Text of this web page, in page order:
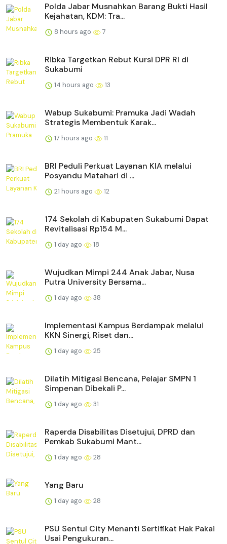
Polda Jabar Musnahkan Barang Bukti Hasil
Kejahatan, KDM: Tra...
8 hours ago 7
Ribka Targetkan Rebut Kursi DPR RI di
Sukabumi
14 hours ago 13
Wabup Sukabumi: Pramuka Jadi Wadah
Strategis Membentuk Karak...
17 hours ago 11
BRI Peduli Perkuat Layanan KIA melalui
Posyandu Matahari di ...
21 hours ago 12
174 Sekolah di Kabupaten Sukabumi Dapat
Revitalisasi Rp154 M...
1 day ago 18
Wujudkan Mimpi 244 Anak Jabar, Nusa
Putra University Bersama...
1 day ago 38
Implementasi Kampus Berdampak melalui
KKN Sinergi, Riset dan...
1 day ago 25
Dilatih Mitigasi Bencana, Pelajar SMPN 1
Simpenan Dibekali P...
1 day ago 31
Raperda Disabilitas Disetujui, DPRD dan
Pemkab Sukabumi Mant...
1 day ago 28
Yang Baru
1 day ago 28
PSU Sentul City Menanti Sertifikat Hak Pakai
Usai Pengukuran...